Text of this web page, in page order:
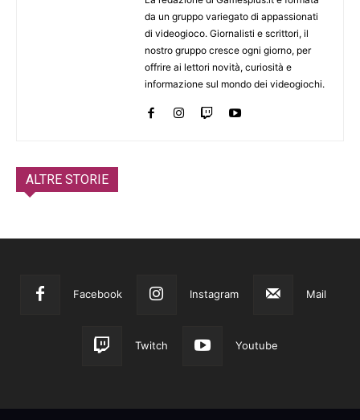
da un gruppo variegato di appassionati
di videogioco. Giornalisti e scrittori, il
nostro gruppo cresce ogni giorno, per
offrire ai lettori novità, curiosità e
informazione sul mondo dei videogiochi.
ALTRE STORIE
Facebook Instagram Mail
Twitch Youtube